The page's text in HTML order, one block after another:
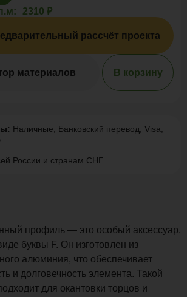
2310 ₽
рассчёт проекта
материалов В корзину
Наличные, Банковский перевод, Visa,
России и странам СНГ
профиль — это особый аксессуар,
буквы F. Он изготовлен из
алюминия, что обеспечивает
и долговечность элемента. Такой
для окантовки торцов и